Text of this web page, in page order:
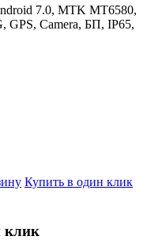
7.0, MTK MT6580,
GPS, Camera, БП, IP65,
Купить в один клик
клик